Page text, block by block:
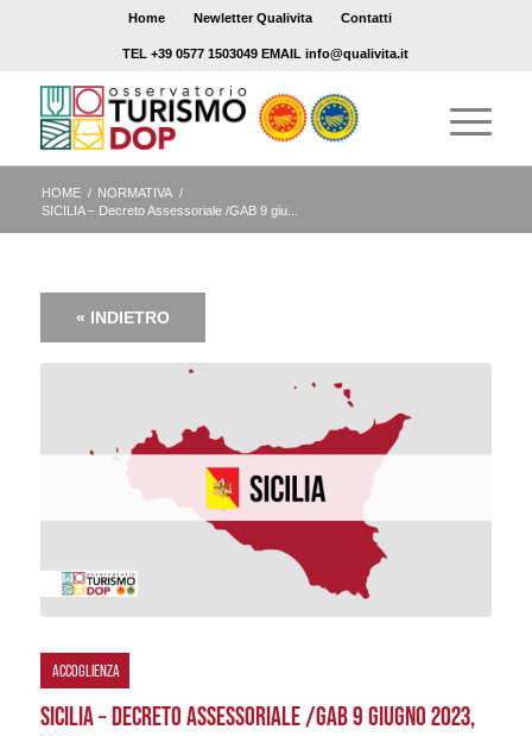
Home Newletter Qualivita Contatti
TEL +39 0577 1503049 EMAIL info@qualivita.it
HOME / NORMATIVA /
SICILIA – Decreto Assessoriale /GAB 9 giu...
« INDIETRO
ACCOGLIENZA
SICILIA – DECRETO ASSESSORIALE /GAB 9 GIUGNO 2023,